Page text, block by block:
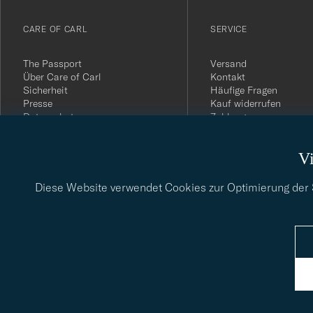
Diese Website verwendet Cookies zur Optimierung
nyhetsbrev!
CARE OF CARL
The Passport
Über Care of Carl
Sicherheit
Presse
Datenschutz
SERVICE
Versand
Kontakt
Häufige Fragen
Kauf widerrufen
Zahlung